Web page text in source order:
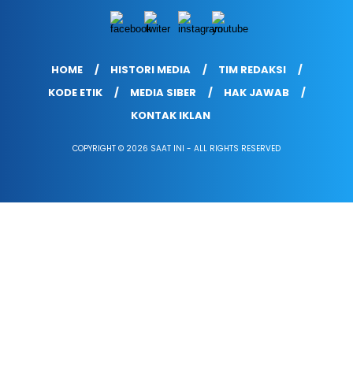
HOME HISTORI MEDIA
TIM REDAKSI
KODE ETIK
MEDIA SIBER
HAK JAWAB
KONTAK IKLAN
COPYRIGHT © 2026 SAAT INI - ALL RIGHTS RESERVED